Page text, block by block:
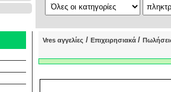
Vres αγγελίες / Επιχειρησιακά /